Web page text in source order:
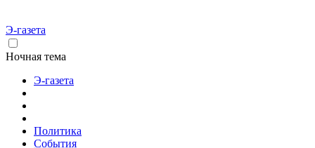
Э-газета
Ночная тема
Э-газета
Политика
События